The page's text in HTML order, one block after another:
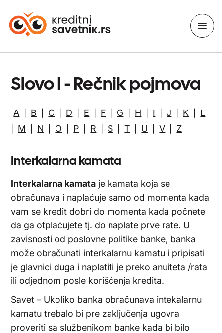
Slovo I - Rečnik pojmova
A B C D E F G H I J K L
M N O P R S T U V Z
Interkalarna kamata
Interkalarna kamata je kamata koja se
obračunava i naplaćuje samo od momenta kada
vam se kredit dobri do momenta kada počnete
da ga otplaćujete tj. do naplate prve rate. U
zavisnosti od poslovne politike banke, banka
može obračunati interkalarnu kamatu i pripisati
je glavnici duga i naplatiti je preko anuiteta /rata
ili odjednom posle korišćenja kredita.
Savet – Ukoliko banka obračunava intekalarnu
kamatu trebalo bi pre zaključenja ugovra
proveriti sa službenikom banke kada bi bilo